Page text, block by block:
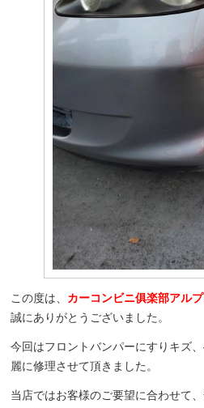
この度は、 カーコンビニ俱楽部アル
誠にありがとうございました。
今回はフロントバンパーにすりキズ
麗に修理させて頂きました。
当店ではお客様のご要望に合わせて